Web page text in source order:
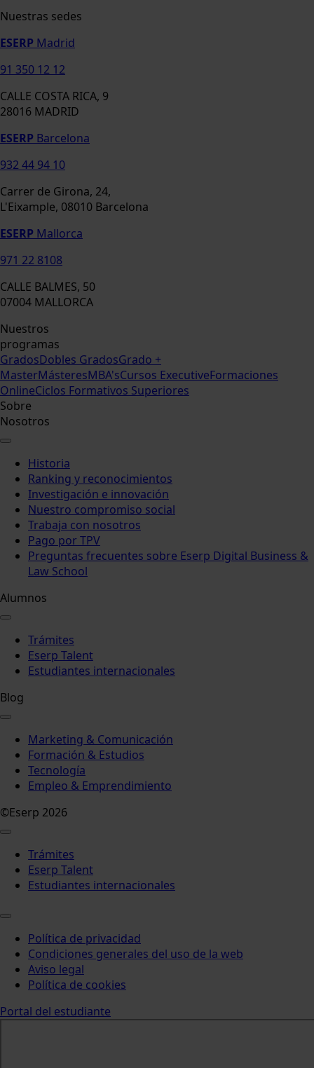
Nuestras sedes
ESERP Madrid
91 350 12 12
CALLE COSTA RICA, 9
28016 MADRID
ESERP Barcelona
932 44 94 10
Carrer de Girona, 24,
L'Eixample, 08010 Barcelona
ESERP Mallorca
971 22 8108
CALLE BALMES, 50
07004 MALLORCA
Nuestros
programas
GradosDobles GradosGrado +
MasterMásteresMBA'sCursos ExecutiveFormaciones
OnlineCiclos Formativos Superiores
Sobre
Nosotros
Historia
Ranking y reconocimientos
Investigación e innovación
Nuestro compromiso social
Trabaja con nosotros
Pago por TPV
Preguntas frecuentes sobre Eserp Digital Business &
Law School
Alumnos
Trámites
Eserp Talent
Estudiantes internacionales
Blog
Marketing & Comunicación
Formación & Estudios
Tecnología
Empleo & Emprendimiento
©Eserp 2026
Trámites
Eserp Talent
Estudiantes internacionales
Política de privacidad
Condiciones generales del uso de la web
Aviso legal
Política de cookies
Portal del estudiante